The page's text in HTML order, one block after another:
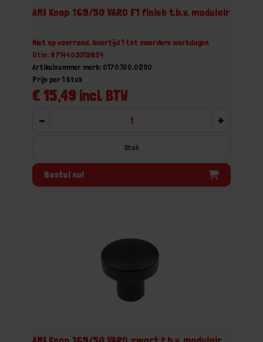
AMI Knop 169/50 VARO F1 finish t.b.v. modulair
Niet op voorraad, levertijd 1 tot meerdere werkdagen
Gtin: 8714409319824
Artikelnummer merk: 0170.100.0250
€ 15,49 incl. BTW
Prijs per 1 Stuk
- +
Stuk
Bestel nu!